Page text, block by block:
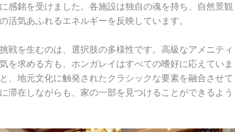
感銘を受けました。各施設は独自の魂を持ち、自然景観
活気あふれるエネルギーを反映しています。
戦を生むのは、選択肢の多様性です。高級なアメニティ
を求める方も、ホンガレイはすべての嗜好に応えていま
、地元文化に触発されたクラシックな要素を融合させて
滞在しながらも、家の一部を見つけることができるよう